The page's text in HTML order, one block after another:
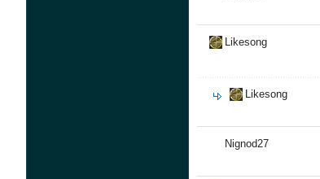
Likesong
Likesong
Nignod27